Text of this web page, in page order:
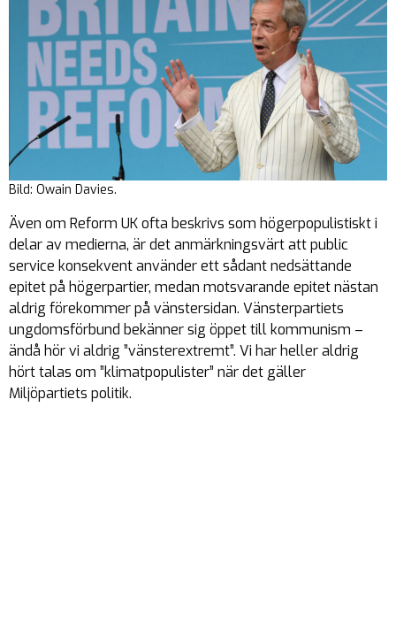
Bild: Owain Davies.
Även om Reform UK ofta beskrivs som högerpopulistiskt i
delar av medierna, är det anmärkningsvärt att public
service konsekvent använder ett sådant nedsättande
epitet på högerpartier, medan motsvarande epitet nästan
aldrig förekommer på vänstersidan. Vänsterpartiets
ungdomsförbund bekänner sig öppet till kommunism –
ändå hör vi aldrig ”vänsterextremt”. Vi har heller aldrig
hört talas om ”klimatpopulister” när det gäller
Miljöpartiets politik.